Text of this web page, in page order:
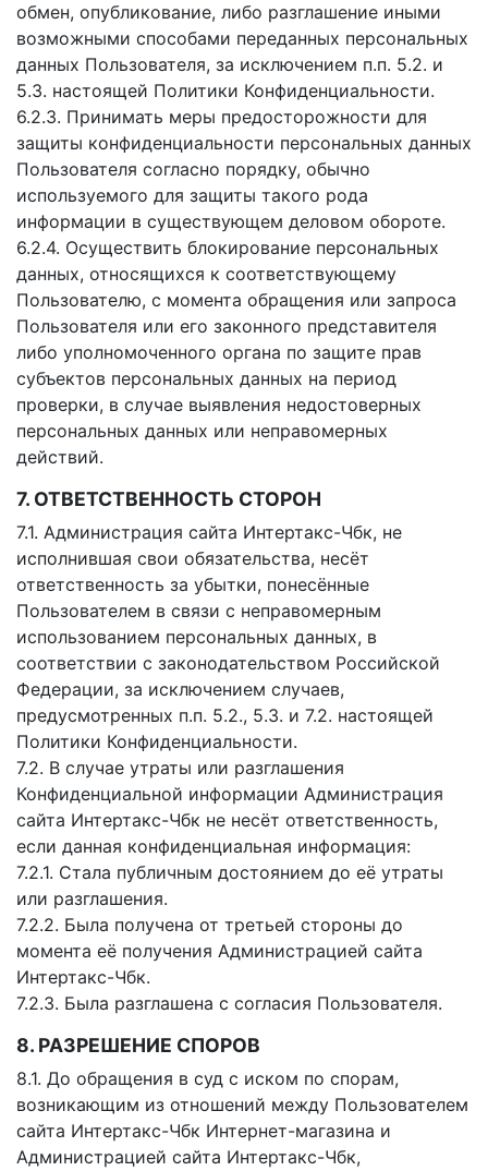
обмен, опубликование, либо разглашение иными
возможными способами переданных персональных
данных Пользователя, за исключением п.п. 5.2. и
5.3. настоящей Политики Конфиденциальности.
6.2.3. Принимать меры предосторожности для
защиты конфиденциальности персональных данных
Пользователя согласно порядку, обычно
используемого для защиты такого рода
информации в существующем деловом обороте.
6.2.4. Осуществить блокирование персональных
данных, относящихся к соответствующему
Пользователю, с момента обращения или запроса
Пользователя или его законного представителя
либо уполномоченного органа по защите прав
субъектов персональных данных на период
проверки, в случае выявления недостоверных
персональных данных или неправомерных
действий.
7. ОТВЕТСТВЕННОСТЬ СТОРОН
7.1. Администрация сайта Интертакс-Чбк, не
исполнившая свои обязательства, несёт
ответственность за убытки, понесённые
Пользователем в связи с неправомерным
использованием персональных данных, в
соответствии с законодательством Российской
Федерации, за исключением случаев,
предусмотренных п.п. 5.2., 5.3. и 7.2. настоящей
Политики Конфиденциальности.
7.2. В случае утраты или разглашения
Конфиденциальной информации Администрация
сайта Интертакс-Чбк не несёт ответственность,
если данная конфиденциальная информация:
7.2.1. Стала публичным достоянием до её утраты
или разглашения.
7.2.2. Была получена от третьей стороны до
момента её получения Администрацией сайта
Интертакс-Чбк.
7.2.3. Была разглашена с согласия Пользователя.
8. РАЗРЕШЕНИЕ СПОРОВ
8.1. До обращения в суд с иском по спорам,
возникающим из отношений между Пользователем
сайта Интертакс-Чбк Интернет-магазина и
Администрацией сайта Интертакс-Чбк,